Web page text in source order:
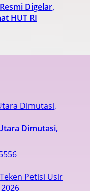
Digelar,
HUT RI
Dimutasi,